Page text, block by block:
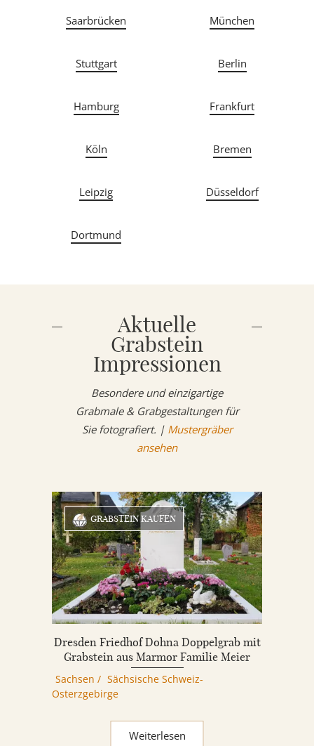
Saarbrücken München
Stuttgart Berlin
Hamburg Frankfurt
Köln Bremen
Leipzig Düsseldorf
Dortmund
Aktuelle
Grabstein
Impressionen
Besondere und einzigartige
Grabmale & Grabgestaltungen für
Sie fotografiert. | Mustergräber
ansehen
GRABSTEIN KAUFEN
Dresden Friedhof Dohna Doppelgrab mit
Grabstein aus Marmor Familie Meier
Sachsen / Sächsische Schweiz-
Osterzgebirge
Weiterlesen